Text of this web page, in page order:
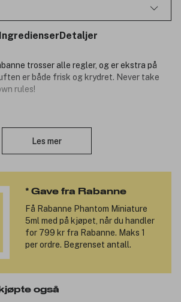
Ingredienser Detaljer
trosser alle regler, og er ekstra på
er både frisk og krydret. Never take
rules!
blod mandarin & peppermynte
& Kanel
& Amber
Les mer
* Gave fra Rabanne
Få Rabanne Phantom Miniature
5mlmed på kjøpet, når du handler
for 799 kr fra Rabanne. Maks 1
per ordre. Begrenset antall.
også